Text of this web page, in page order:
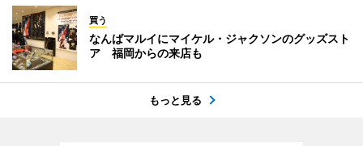
買う
なんばマルイにマイケル・ジャクソンのグッズスト
ア 福岡からの来店も
もっと見る